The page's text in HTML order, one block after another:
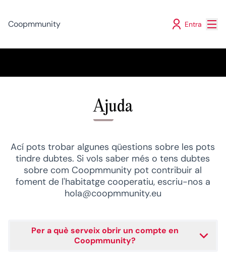
Coopmmunity Entra
Ajuda
Ací pots trobar algunes qüestions sobre les pots
tindre dubtes. Si vols saber més o tens dubtes
sobre com Coopmmunity pot contribuir al
foment de l'habitatge cooperatiu, escriu-nos a
hola@coopmmunity.eu
Per a què serveix obrir un compte en
Coopmmunity?